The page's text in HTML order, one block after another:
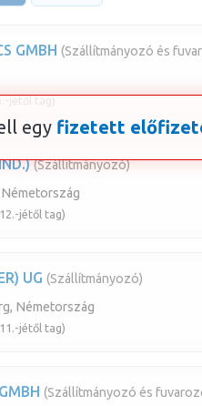
GMBH (Szállítmányozó és
jétől tag)
(Szállítmányozó)
jétől tag)
UG (Szállítmányozó)
Németország
jétől tag)
(Szállítmányozó és
egy fizetett